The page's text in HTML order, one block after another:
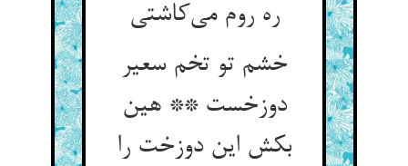
ره روم می‌کاشتی
خشم تو تخم سعیر
دوزخست ** هین
بکش این دوزخت را